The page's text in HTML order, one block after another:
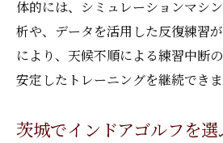
体的には、シミュレーションマシ
析や、データを活用した反復練習
により、天候不順による練習中断
安定したトレーニングを継続できま
茨城でインドアゴルフを